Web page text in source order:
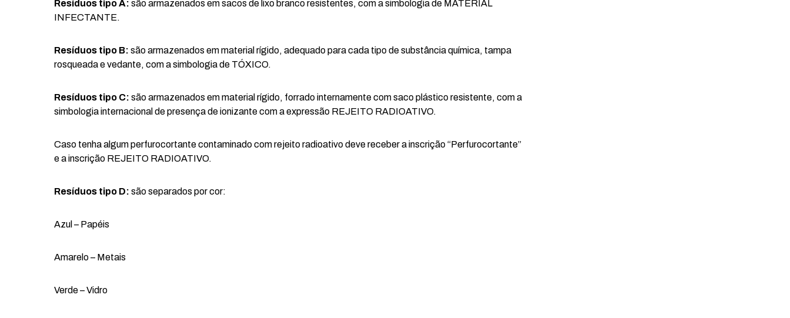
Resíduos tipo A: são armazenados em sacos de lixo branco resistentes, com a simbologia de MATERIAL
INFECTANTE.
Resíduos tipo B: são armazenados em material rígido, adequado para cada tipo de substância química, tampa
rosqueada e vedante, com a simbologia de TÓXICO.
Resíduos tipo C: são armazenados em material rígido, forrado internamente com saco plástico resistente, com a
simbologia internacional de presença de ionizante com a expressão REJEITO RADIOATIVO.
Caso tenha algum perfurocortante contaminado com rejeito radioativo deve receber a inscrição “Perfurocortante”
e a inscrição REJEITO RADIOATIVO.
Resíduos tipo D: são separados por cor:
Azul – Papéis
Amarelo – Metais
Verde – Vidro